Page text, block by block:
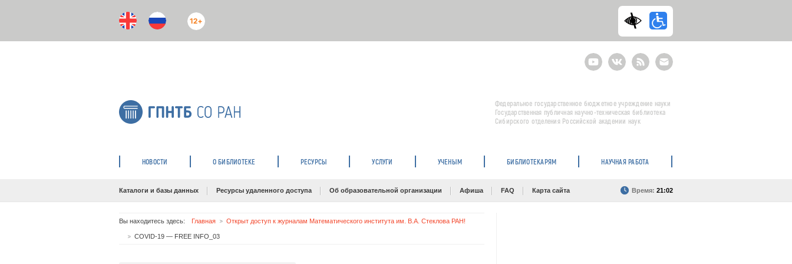
12+
YoutubeВКонтактеRSS
E-
mail
подписка
Федеральное государственное бюджетное учреждение науки
Государственная публичная научно-техническая библиотека
Сибирского отделения Российской академии наук
НОВОСТИ О БИБЛИОТЕКЕ РЕСУРСЫ УСЛУГИ УЧЕНЫМ БИБЛИОТЕКАРЯМ НАУЧНАЯ РАБОТА
Каталоги и базы данных Ресурсы удаленного доступа Об образовательной организации Афиша FAQ Карта сайта Время: 21:02
Вы находитесь здесь: Главная Открыт доступ к журналам Математического института им. В.А. Стеклова РАН!
COVID-19 — FREE INFO_03